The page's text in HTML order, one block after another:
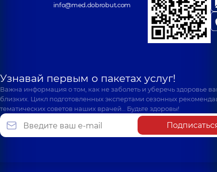
info@med.dobrobut.com
Узнавай первым о пакетах услуг!
Важна информация о том, как не заболеть и уберечь здоровье
близких. Цикл подготовленных экспертами сезонных
тематических советов наших врачей… Будьте здоровы!